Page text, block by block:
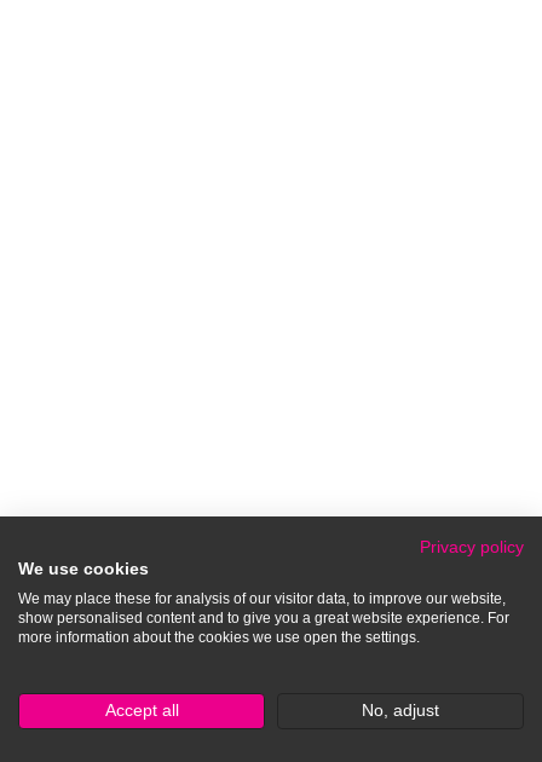
Privacy policy
We use cookies
We may place these for analysis of our visitor data, to improve our website,
show personalised content and to give you a great website experience. For
more information about the cookies we use open the settings.
Accept all No, adjust